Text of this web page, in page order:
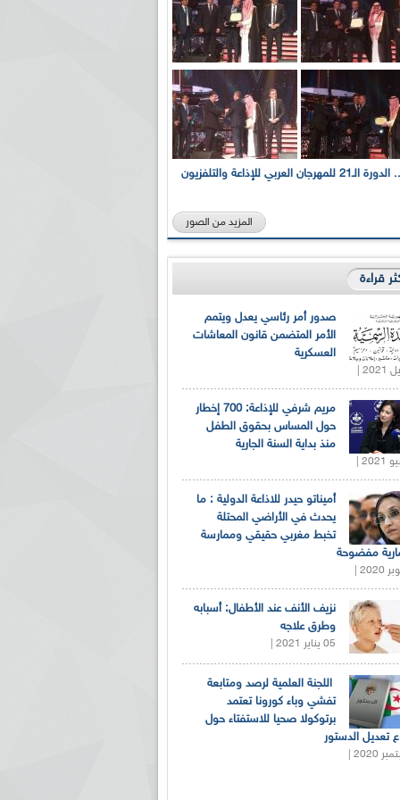
بالصور... الدورة الـ21 للمهرجان العربي للإذاعة والتلفزيون
المزيد من الصور
قراءة
صدور أمر رئاسي يعدل ويتمم
الأمر المتضمن قانون المعاشات
العسكرية
مريم شرفي للإذاعة: 700 إخطار
حول المساس بحقوق الطفل
منذ بداية السنة الجارية
أميناتو حيدر للاذاعة الدولية : ما
يحدث في الأراضي المحتلة
تخبط مغربي حقيقي وممارسة
مفضوحة
نزيف الأنف عند الأطفال: أسبابه
وطرق علاجه
05 يناير 2021 |
اللجنة العلمية لرصد ومتابعة
تفشي وباء كورونا تعتمد
برتوكولا صحيا للاستفتاء حول
تعديل الدستور